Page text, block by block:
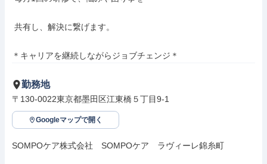
＊キャリアを継続しながらジョブチェンジ＊
勤務地
〒130-0022東京都墨田区江東橋５丁目9-1
Googleマップで開く
SOMPOケア株式会社　SOMPOケア　ラヴィーレ錦糸町